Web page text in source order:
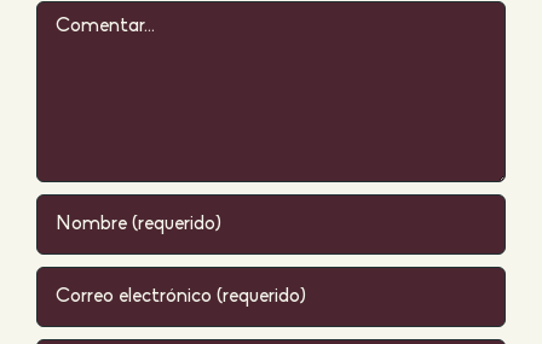
Comentar